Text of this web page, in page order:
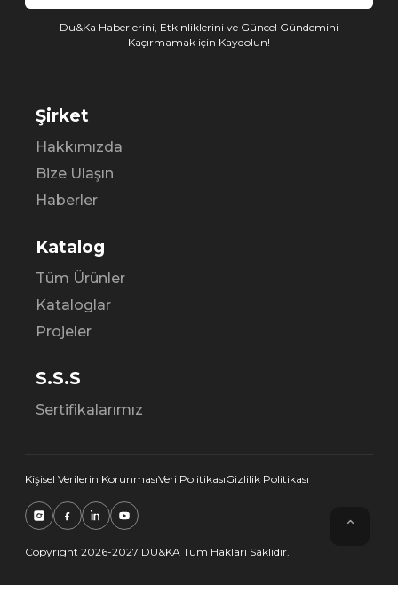
Du&Ka Haberlerini, Etkinliklerini ve Güncel Gündemini
Kaçırmamak için Kaydolun!
Şirket
Hakkımızda
Bize Ulaşın
Haberler
Katalog
Tüm Ürünler
Kataloglar
Projeler
S.S.S
Sertifikalarımız
Kişisel Verilerin KorunmasıVeri PolitikasıGizlilik Politikası
Copyright 2026-2027 DU&KA Tüm Hakları Saklıdır.
⌃